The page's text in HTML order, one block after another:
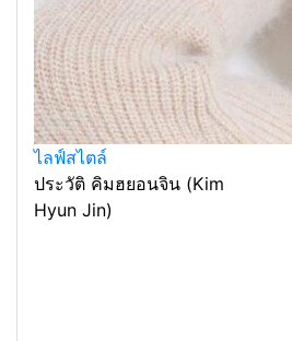
ไลฟ์สไตล์
ประวัติ คิมฮยอนจิน (Kim
Hyun Jin)